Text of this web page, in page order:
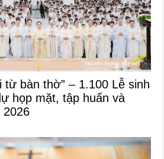
từ bàn thờ” – 1.100 Lễ sinh
họp mặt, tập huấn và
2026